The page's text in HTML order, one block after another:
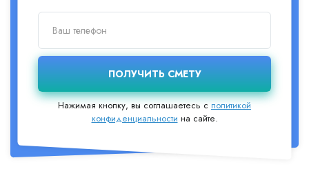
Нажимая кнопку, вы соглашаетесь сполитикой
конфиденциальности на сайте.